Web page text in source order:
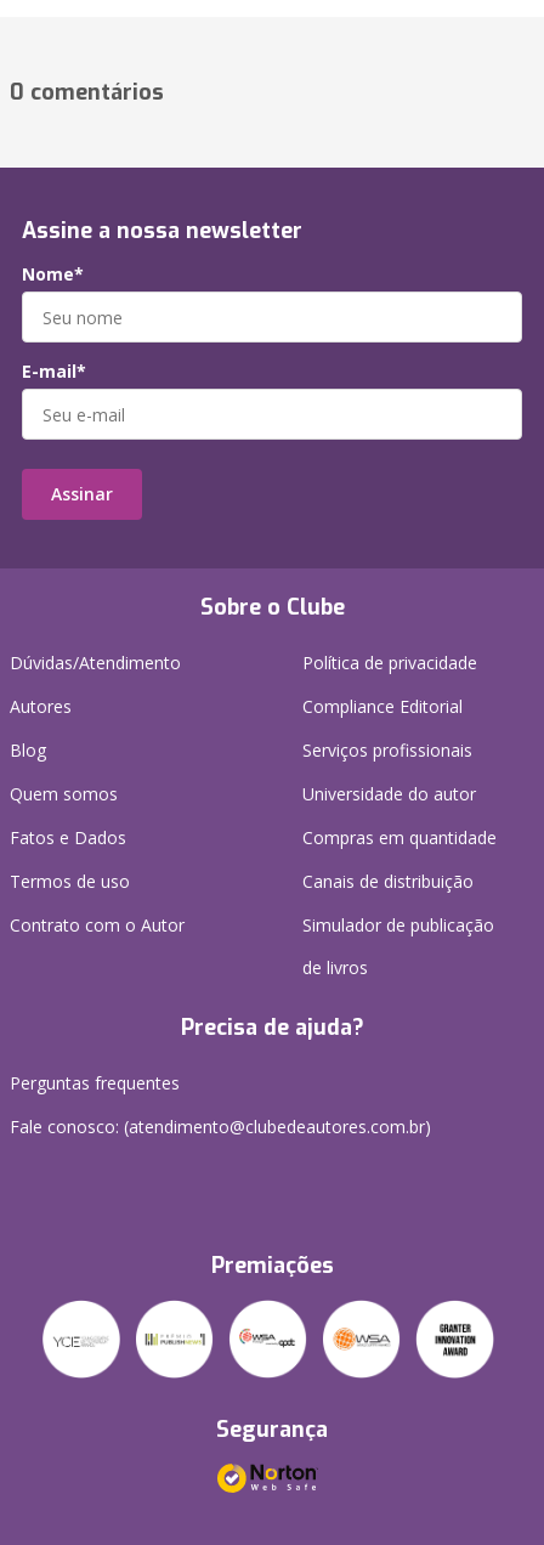
0 comentários
Sobre o Clube
Dúvidas/Atendimento
Autores
Blog
Quem somos
Fatos e Dados
Termos de uso
Contrato com o Autor
Política de privacidade
Compliance Editorial
Serviços profissionais
Universidade do autor
Compras em quantidade
Canais de distribuição
Simulador de publicação
de livros
Precisa de ajuda?
Perguntas frequentes
Fale conosco: (atendimento@clubedeautores.com.br)
Premiações
Segurança
Assine a nossa newsletter
Nome*
E-mail*
Assinar